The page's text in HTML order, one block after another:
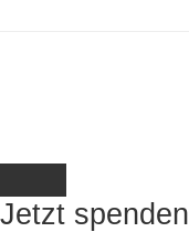
Jetzt spenden